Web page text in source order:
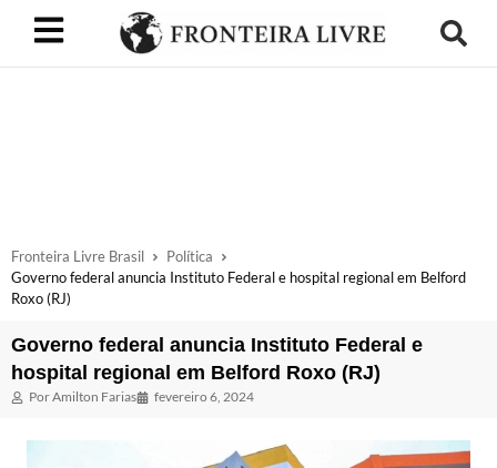
Fronteira Livre Brasil
Política
Governo federal anuncia Instituto Federal e hospital regional em Belford
Roxo (RJ)
Governo federal anuncia Instituto Federal e
hospital regional em Belford Roxo (RJ)
PorAmilton Farias fevereiro 6, 2024